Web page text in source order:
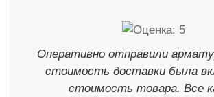
Оперативно отправили
стоимость доставки была
стоимость товара. Все